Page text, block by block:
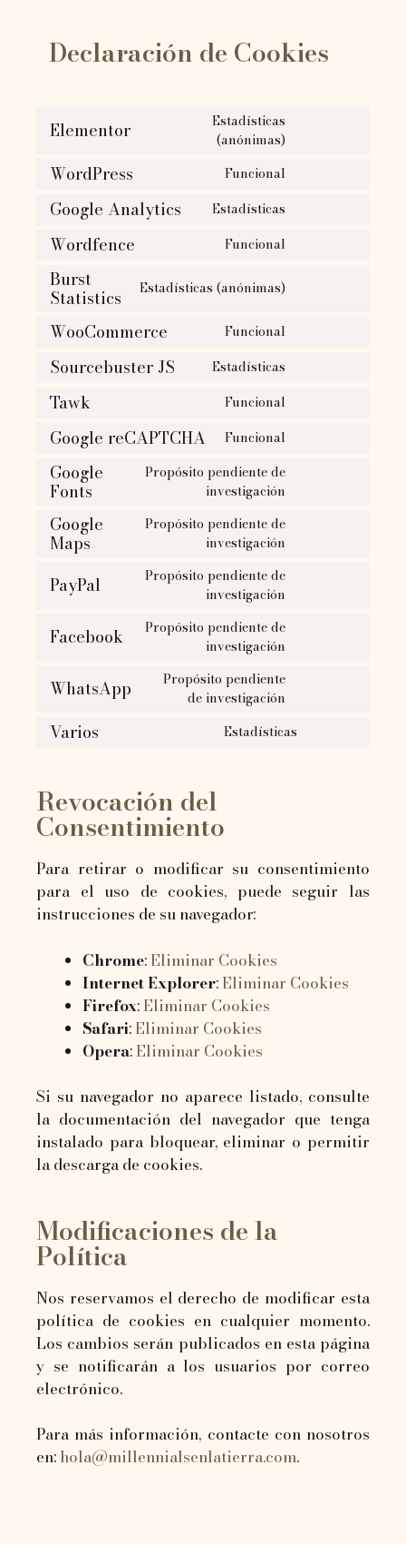
Declaración de Cookies
Elementor
Estadísticas
(anónimas)
WordPress Funcional
Google Analytics Estadísticas
Wordfence Funcional
Burst
Statistics Estadísticas (anónimas)
WooCommerce Funcional
Sourcebuster JS Estadísticas
Tawk Funcional
Google reCAPTCHA Funcional
Google
Fonts
Propósito pendiente de
investigación
Google
Maps
Propósito pendiente de
investigación
PayPal
Propósito pendiente de
investigación
Facebook
Propósito pendiente de
investigación
WhatsApp
Propósito pendiente
de investigación
Varios Estadísticas
Revocación del
Consentimiento
Para retirar o modificar su consentimiento
para el uso de cookies, puede seguir las
instrucciones de su navegador:
Chrome:Eliminar Cookies
Internet Explorer:Eliminar Cookies
Firefox:Eliminar Cookies
Safari:Eliminar Cookies
Opera:Eliminar Cookies
Si su navegador no aparece listado, consulte
la documentación del navegador que tenga
instalado para bloquear, eliminar o permitir
la descarga de cookies.
Modificaciones de la
Política
Nos reservamos el derecho de modificar esta
política de cookies en cualquier momento.
Los cambios serán publicados en esta página
y se notificarán a los usuarios por correo
electrónico.
Para más información, contacte con nosotros
en:hola@millennialsenlatierra.com.